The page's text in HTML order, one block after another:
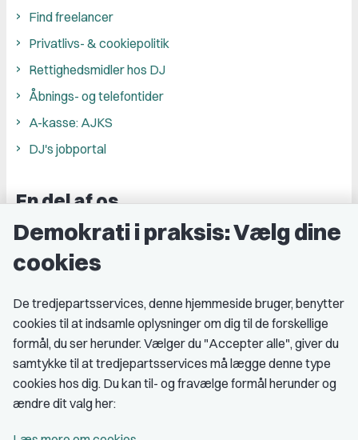
Find freelancer
Privatlivs- & cookiepolitik
Rettighedsmidler hos DJ
Åbnings- og telefontider
A-kasse: AJKS
DJ's jobportal
En del af os
Grupper og kredse
Studenterorganisationer
Medlemskab
Fordele som medlem
Kontingent
Demokrati i praksis: Vælg dine
cookies
De tredjepartsservices, denne hjemmeside bruger, benytter
cookies til at indsamle oplysninger om dig til de forskellige
formål, du ser herunder. Vælger du "Accepter alle", giver du
samtykke til at tredjepartsservices må lægge denne type
cookies hos dig. Du kan til- og fravælge formål herunder og
ændre dit valg her: